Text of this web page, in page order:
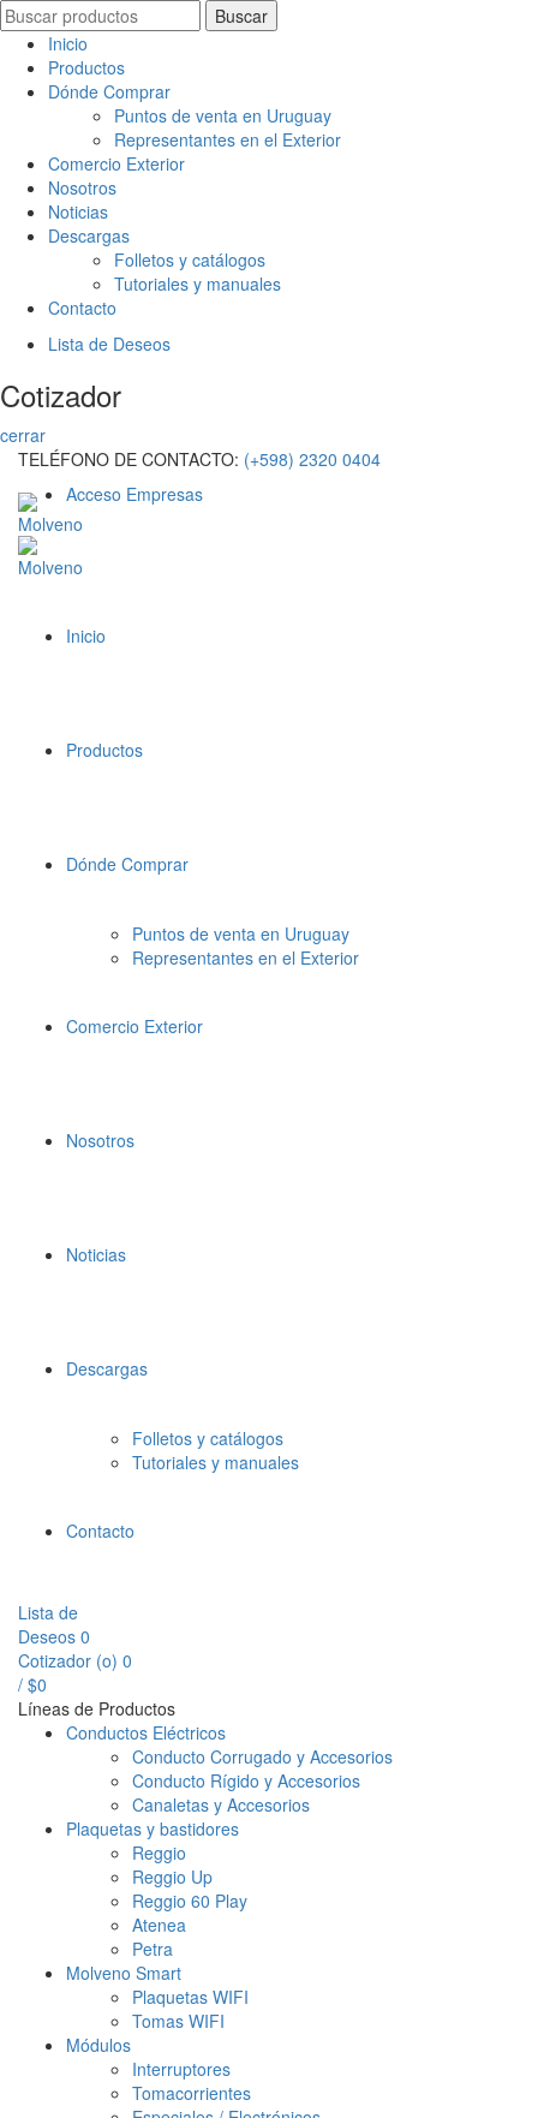
Search
for:
Buscar
Inicio
Productos
Dónde Comprar
Puntos de venta en Uruguay
Representantes en el Exterior
Comercio Exterior
Nosotros
Noticias
Descargas
Folletos y catálogos
Tutoriales y manuales
Contacto
Lista de Deseos
Cotizador
cerrar
TELÉFONO DE CONTACTO: (+598) 2320 0404
Acceso Empresas
Inicio
Productos
Dónde Comprar
Puntos de venta en Uruguay
Representantes en el Exterior
Comercio Exterior
Nosotros
Noticias
Descargas
Folletos y catálogos
Tutoriales y manuales
Contacto
Lista de
Deseos 0
Cotizador (o) 0
/ $0
Líneas de Productos
Conductos Eléctricos
Conducto Corrugado y Accesorios
Conducto Rígido y Accesorios
Canaletas y Accesorios
Plaquetas y bastidores
Reggio
Reggio Up
Reggio 60 Play
Atenea
Petra
Molveno Smart
Plaquetas WIFI
Tomas WIFI
Módulos
Interruptores
Tomacorrientes